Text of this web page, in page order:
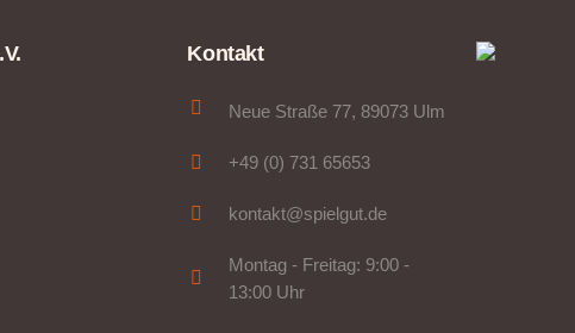
Kontakt
Neue Straße 77, 89073 Ulm
+49 (0) 731 65653
kontakt@spielgut.de
Montag - Freitag: 9:00 -
13:00 Uhr